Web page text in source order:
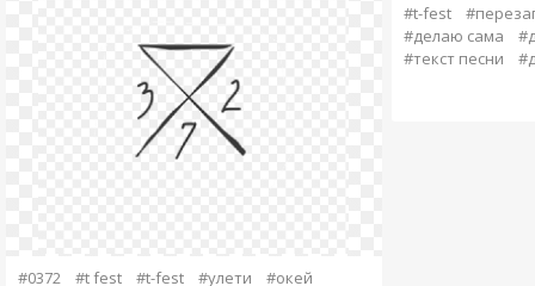
#0372 #t fest #t-fest #улети #окей
#t-fest
#делаю сама
#текст песни